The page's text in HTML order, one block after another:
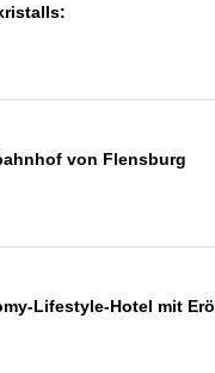
von Flensburg
Lifestyle-Hotel mit